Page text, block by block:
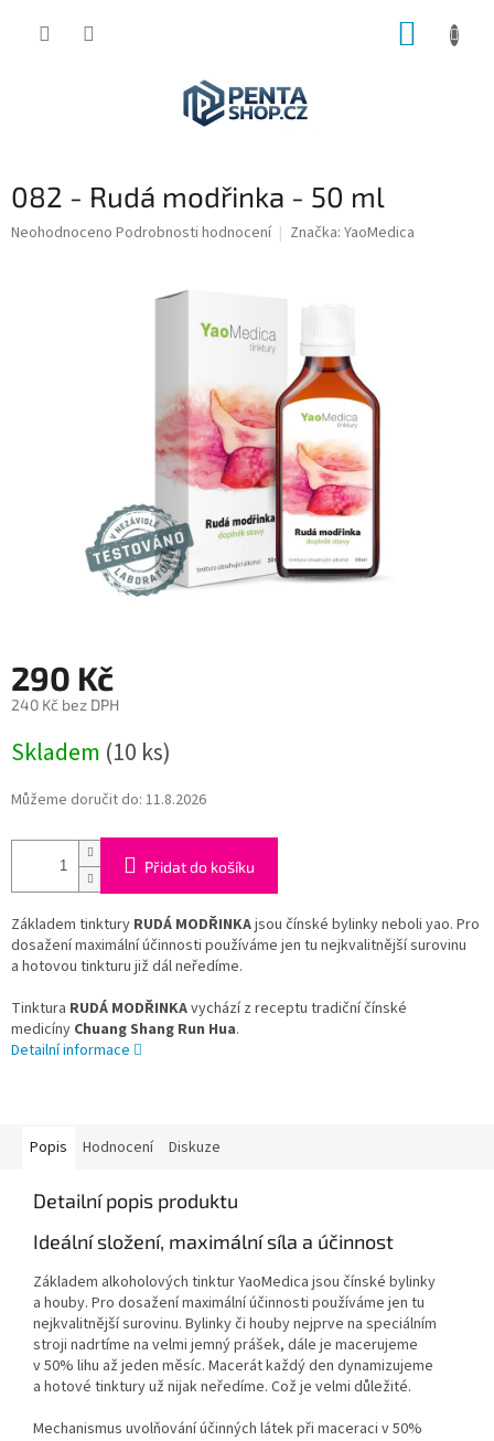
082 - Rudá modřinka - 50 ml
Průměrné
Neohodnoceno Podrobnosti hodnocení Značka: YaoMedica
290 Kč
240 Kč bez DPH
cena:
Skladem (10 ks)
Můžeme doručit do: 11.8.2026
Přidat do košíku
Základem tinktury RUDÁ MODŘINKAjsou čínské bylinky neboli yao. Pro
dosažení maximální účinnosti používáme jen tu nejkvalitnější surovinu
a hotovou tinkturu již dál neředíme.
Tinktura RUDÁ MODŘINKAvychází z receptu tradiční čínské
medicíny Chuang Shang Run Hua.
Detailní informace
Popis Hodnocení Diskuze
Detailní popis produktu
Ideální složení, maximální síla a účinnost
Základem alkoholových tinktur YaoMedica jsou čínské bylinky
a houby. Pro dosažení maximální účinnosti používáme jen tu
nejkvalitnější surovinu. Bylinky či houby nejprve na speciálním
stroji nadrtíme na velmi jemný prášek, dále je macerujeme
v 50% lihu až jeden měsíc. Macerát každý den dynamizujeme
a hotové tinktury už nijak neředíme. Což je velmi důležité.
Mechanismus uvolňování účinných látek při maceraci v 50%